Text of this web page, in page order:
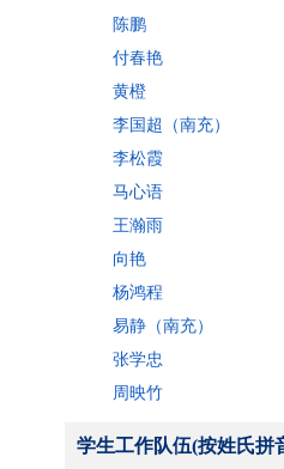
陈鹏
付春艳
黄橙
李国超（南充）
李松霞
马心语
王瀚雨
向艳
杨鸿程
易静（南充）
张学忠
周映竹
学生工作队伍(按姓氏拼